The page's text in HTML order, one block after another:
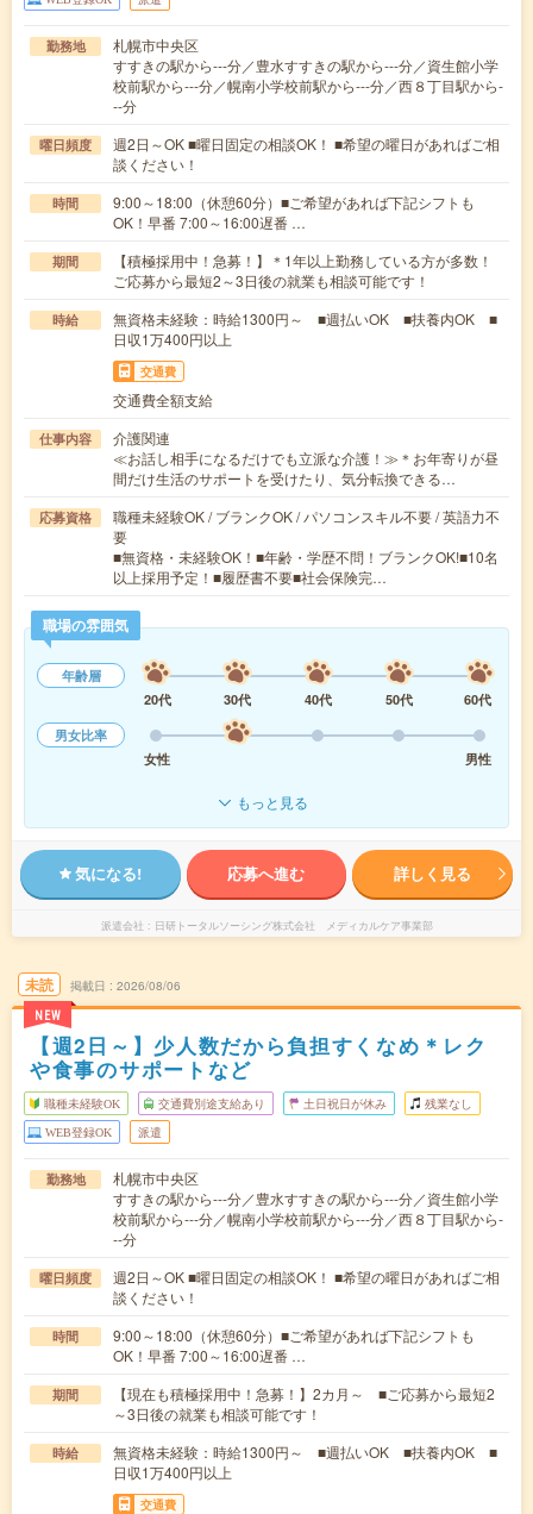
勤務地
札幌市中央区
すすきの駅から---分／豊水すすきの駅から---分／資生館小学
校前駅から---分／幌南小学校前駅から---分／西８丁目駅から-
--分
曜日頻度
週2日～OK ■曜日固定の相談OK！ ■希望の曜日があればご相
談ください！
時間
9:00～18:00（休憩60分）■ご希望があれば下記シフトも
OK！早番 7:00～16:00遅番 …
期間
【積極採用中！急募！】＊1年以上勤務している方が多数！
ご応募から最短2～3日後の就業も相談可能です！
時給
無資格未経験：時給1300円～ ■週払いOK ■扶養内OK ■
日収1万400円以上
交通費
交通費全額支給
仕事内容
介護関連
≪お話し相手になるだけでも立派な介護！≫＊お年寄りが昼
間だけ生活のサポートを受けたり、気分転換できる…
応募資格
職種未経験OK / ブランクOK / パソコンスキル不要 / 英語力不
要
■無資格・未経験OK！■年齢・学歴不問！ブランクOK!■10名
以上採用予定！■履歴書不要■社会保険完…
職場の雰囲気
年齢層
20代
30代 40代 50代
60代
男女比率
女性
男性
もっと見る
気になる! 応募へ進む 詳しく見る
派遣会社 日研トータルソーシング株式会社 メディカルケア事業部
未読
NEW
掲載日 2026/08/06
【週2日～】少人数だから負担すくなめ＊レク
や食事のサポートなど
職種未経験OK 交通費別途支給あり 土日祝日が休み 残業なし
WEB登録OK 派遣
勤務地
札幌市中央区
すすきの駅から---分／豊水すすきの駅から---分／資生館小学
校前駅から---分／幌南小学校前駅から---分／西８丁目駅から-
--分
曜日頻度
週2日～OK ■曜日固定の相談OK！ ■希望の曜日があればご相
談ください！
時間
9:00～18:00（休憩60分）■ご希望があれば下記シフトも
OK！早番 7:00～16:00遅番 …
期間
【現在も積極採用中！急募！】2カ月～ ■ご応募から最短2
～3日後の就業も相談可能です！
時給
無資格未経験：時給1300円～ ■週払いOK ■扶養内OK ■
日収1万400円以上
交通費